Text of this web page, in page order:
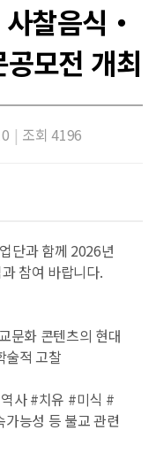
찰음식・
모전 개최
| 조회 4196
단과 함께 2026년
참여 바랍니다.
문화 콘텐츠의 현대
술적 고찰
역사#치유 #미식 #
가능성 등 불교 관련